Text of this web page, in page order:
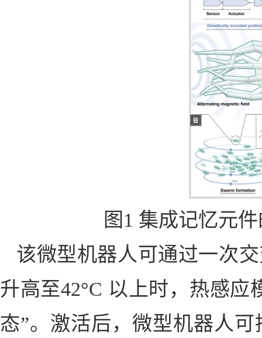
图1 集成记忆元
该微型机器人可通过一次
升高至42°C 以上时，热感
态”。激活后，微型机器人